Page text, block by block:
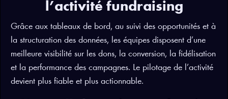
l’activité fundraising
Grâce aux tableaux de bord, au suivi des opportunités et à
la structuration des données, les équipes disposent d’une
meilleure visibilité sur les dons, la conversion, la fidélisation
et la performance des campagnes. Le pilotage de l’activité
devient plus fiable et plus actionnable.